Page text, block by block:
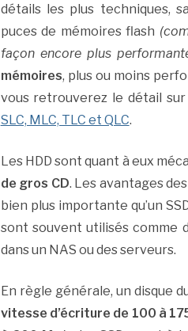
détails les plus techniques,
puces de mémoires flash
façon encore plus
mémoires, plus ou moins
vous retrouverez le détail
SLC, MLC, TLC et QLC.
Les HDD sont quant à eux
de gros CD. Les avantages
bien plus importante qu’un
sont souvent utilisés comme
dans un NAS ou des serveurs.
En règle générale, un disque
vitesse d’écriture de 100 à